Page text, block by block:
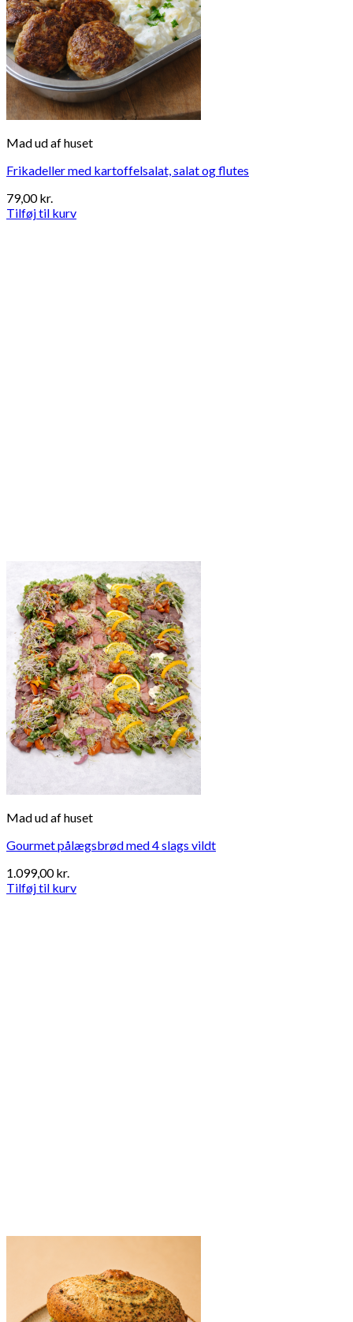
Mad ud af huset
Frikadeller med kartoffelsalat, salat og flutes
79,00kr.
Tilføj til kurv
Mad ud af huset
Gourmet pålægsbrød med 4 slags vildt
1.099,00kr.
Tilføj til kurv